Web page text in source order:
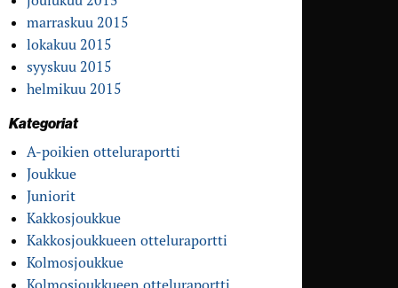
marraskuu 2015
lokakuu 2015
syyskuu 2015
helmikuu 2015
Kategoriat
A-poikien otteluraportti
Joukkue
Juniorit
Kakkosjoukkue
Kakkosjoukkueen otteluraportti
Kolmosjoukkue
Kolmosjoukkueen otteluraportti